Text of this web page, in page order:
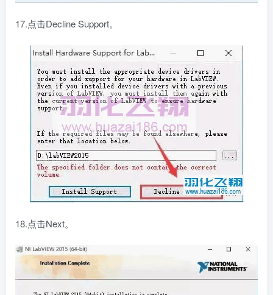
17.点击Decline Support。
18.点击Next。